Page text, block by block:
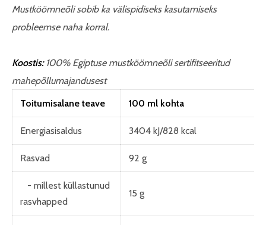
Mustköömneõli sobib ka välispidiseks kasutamiseks
probleemse naha korral.
Koostis:100% Egiptuse mustköömneõli sertifitseeritud
mahepõllumajandusest
Toitumisalane teave
100 ml kohta
Energiasisaldus 3404 kJ/828 kcal
Rasvad 92 g
- millest küllastunud
rasvhapped
15 g